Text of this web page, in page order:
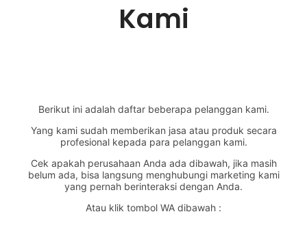
Kami
Berikut ini adalah daftar beberapa pelanggan kami.
Yang kami sudah memberikan jasa atau produk secara
profesional kepada para pelanggan kami.
Cek apakah perusahaan Anda ada dibawah, jika masih
belum ada, bisa langsung menghubungi marketing kami
yang pernah berinteraksi dengan Anda.
Atau klik tombol WA dibawah :